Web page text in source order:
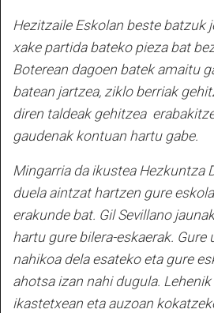
Hezitzaile Eskolan beste batzuk
xake partida bateko pieza bat
Boterean dagoen batek amaitu
batean jartzea, ziklo berriak
diren taldeak gehitzea
gaudenak kontuan hartu gabe.
Mingarria da ikustea Hezkuntza
duela aintzat hartzen gure
erakunde bat. Gil Sevillano
hartu gure bilera-eskaerak. Gure
nahikoa dela esateko eta gure
ahotsa izan nahi dugula.
ikastetxean eta auzoan